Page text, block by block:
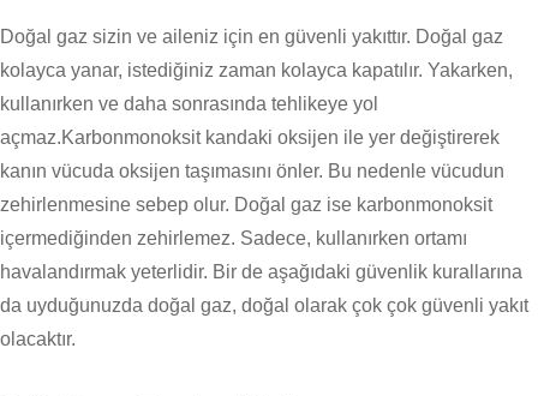
Doğal gaz sizin ve aileniz için en güvenli yakıttır. Doğal gaz
kolayca yanar, istediğiniz zaman kolayca kapatılır. Yakarken,
kullanırken ve daha sonrasında tehlikeye yol
açmaz.Karbonmonoksit kandaki oksijen ile yer değiştirerek
kanın vücuda oksijen taşımasını önler. Bu nedenle vücudun
zehirlenmesine sebep olur. Doğal gaz ise karbonmonoksit
içermediğinden zehirlemez. Sadece, kullanırken ortamı
havalandırmak yeterlidir. Bir de aşağıdaki güvenlik kurallarına
da uyduğunuzda doğal gaz, doğal olarak çok çok güvenli yakıt
olacaktır.